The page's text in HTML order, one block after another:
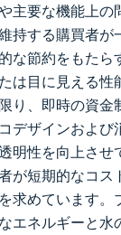
主要な機能上の
持する購買者が
な節約をもたら
は目に見える性
り、即時の資金
デザインおよび
明性を向上させ
が短期的なコス
求めています。
エネルギーと水